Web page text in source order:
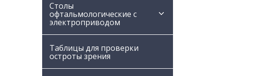
Столы
офтальмологические с
электроприводом
Таблицы для проверки
остроты зрения